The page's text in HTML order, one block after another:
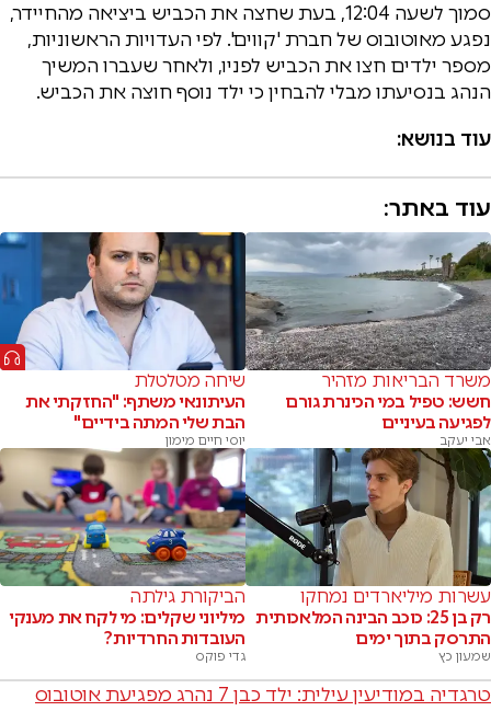
סמוך לשעה 12:04, בעת שחצה את הכביש ביציאה מהחיידר,
נפגע מאוטובוס של חברת 'קווים'. לפי העדויות הראשוניות,
מספר ילדים חצו את הכביש לפניו, ולאחר שעברו המשיך
הנהג בנסיעתו מבלי להבחין כי ילד נוסף חוצה את הכביש.
עוד בנושא:
עוד באתר:
משרד הבריאות מזהיר
חשש: טפיל במי הכינרת גורם
לפגיעה בעיניים
אבי יעקב
שיחה מטלטלת
העיתונאי משתף: "החזקתי את
הבת שלי המתה בידיים"
יוסי חיים מימון
עשרות מיליארדים נמחקו
רק בן 25: כוכב הבינה המלאכותית
התרסק בתוך ימים
שמעון כץ
הביקורת גילתה
מיליוני שקלים: מי לקח את מענקי
העובדות החרדיות?
גדי פוקס
טרגדיה במודיעין עילית: ילד כבן 7 נהרג מפגיעת אוטובוס